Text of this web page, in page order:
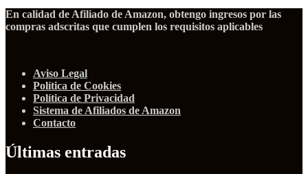
En calidad de Afiliado de Amazon, obtengo ingresos por las
compras adscritas que cumplen los requisitos aplicables
Aviso Legal
Política de Cookies
Política de Privacidad
Sistema de Afiliados de Amazon
Contacto
Últimas entradas